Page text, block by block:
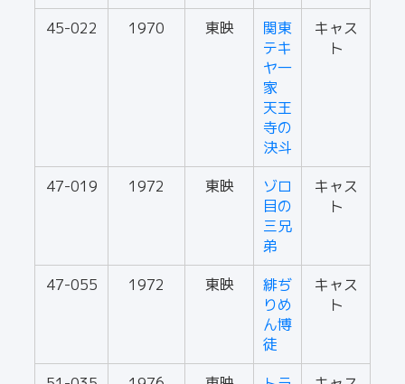
45-022 1970 東映
関東
テキ
ヤ一
家
天王
寺の
決斗
キャス
ト
47-019 1972 東映
ゾロ
目の
三兄
弟
キャス
ト
47-055 1972 東映
緋ぢ
りめ
ん博
徒
キャス
ト